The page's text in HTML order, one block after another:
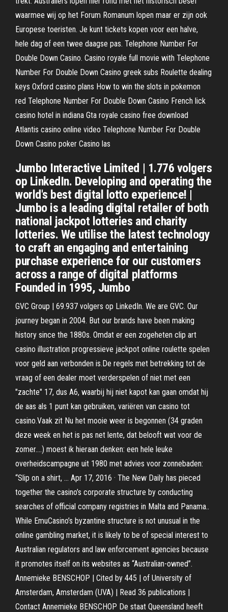
waarmee wij op het Forum Romanum lopen maar er zijn ook
Europese toeristen. Je kunt tickets kopen voor een halve,
hele dag of een twee daagse pas. Telephone Number For
Double Down Casino. Casino royale full movie with Telephone
Number For Double Down Casino greek subs Roulette dealing
keys Oxford casino plans How to win the slots in pokemon
red Telephone Number For Double Down Casino French lick
casino hotel in indiana Gta royale casino free download
Atlantis casino online video Telephone Number For Double
Down Casino poker Casino las
Jumbo Interactive Limited | 1.776 volgers
op LinkedIn. Developing and operating the
world's best digital lotto experience! |
Jumbo is a leading digital retailer of both
national jackpot lotteries and charity
lotteries. We utilise the latest technology
to craft an engaging and entertaining
purchase experience for our customers
across a range of digital platforms
Founded in 1995, Jumbo
GVC Group | 69.937 volgers op LinkedIn. We are GVC. Our
journey began in 2004. But our brands have been making
history since the 1880s. Omdat er een zogeheten clip art
casino illustration progressieve jackpot online roulette spelen
voor geld aan verbonden is.De regels met betrekking tot de
vraag of een dealer moet verderspelen of niet met een
"zachte" 17, dus A6, waarbij hij niet kapot kan gaan omdat hij
de aas als 1 punt kan gebruiken, variëren van casino tot
casino.Vaak zit Nu het mooie weer is begonnen (34 graden
deze week en het is pas net lente, dat belooft wat voor de
zomer….) moest ik hieraan denken: een hele leuke
overheidscampagne uit 1980 met advies voor zonnebaden:
“Slip on a shirt, … Apr 17, 2016 · The New Daily has pieced
together the casino’s corporate structure by conducting
searches of official company registries in Malta and Panama..
While EmuCasino’s byzantine structure is not unusual in the
online gambling market, it is likely to be of special interest to
Australian regulators and law enforcement agencies because
it promotes itself on its websites as “Australian-owned”.
Annemieke BENSCHOP | Cited by 445 | of University of
Amsterdam, Amsterdam (UVA) | Read 36 publications |
Contact Annemieke BENSCHOP De staat Queensland heeft